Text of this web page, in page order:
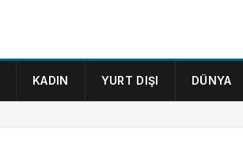
KADIN YURT DIŞI DÜNYA